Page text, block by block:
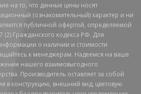
на то, что данные цены носят
(ознакомительный) характер и ни
публичной офертой, определяемой
(2) Гражданского кодекса РФ. Для
о наличии и стоимости
к менеджерам. Надеемся на ваше
нашего взаимовыгодного
Производитель оставляет за собой
в конструкцию, внешний вид, цветовую